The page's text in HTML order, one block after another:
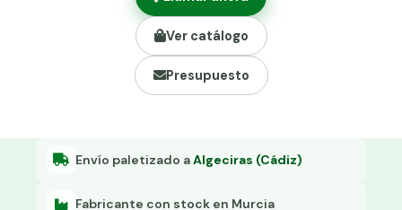
Abrazadera PVC malla H.
Grapa malla H.
Ver catálogo
Presupuesto
Envío paletizado aAlgeciras (Cádiz)
Fabricante con stock en Murcia